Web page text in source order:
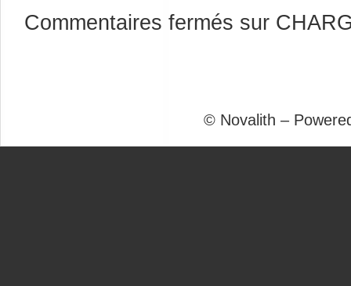
Commentaires fermés sur
© Novalith –